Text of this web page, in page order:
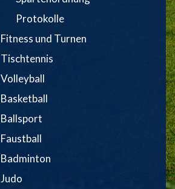
Protokolle
Fitness und Turnen
Tischtennis
Volleyball
Basketball
Ballsport
Faustball
Badminton
Judo